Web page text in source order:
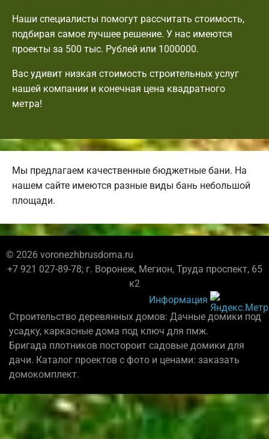
Наши специалисты помогут рассчитать стоимость,
подбирая самое лучшее решение. У нас имеются
проекты за 500 тыс. Рублей или 1000000.
Вас удивит низкая стоимость строительных услуг
нашей компании и конечная цена квадратного
метра!
Мы предлагаем качественные бюджетные бани. На
нашем сайте имеются разные виды бань небольшой
площади.
© 2026 voronezhbrusdoma.ru
+7 921 027-89-78; г. Воронеж, Мегион, Труда проспект, 65
к2
Информация
Строительство деревянных домов: Дачные домики под
усадку, каркасные дома под ключ для пмж.
Бригада плотников постороит садовые домики для
дачи. Каталог проектов с фото и ценами: заказать
домокомплект.